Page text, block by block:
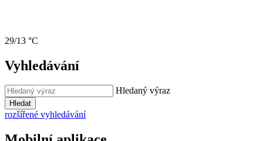
29/13 °C
Vyhledávání
Hledaný výraz
Hledat
rozšířené vyhledávání